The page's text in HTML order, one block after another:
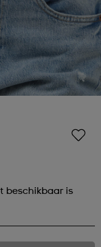
beschikbaar is